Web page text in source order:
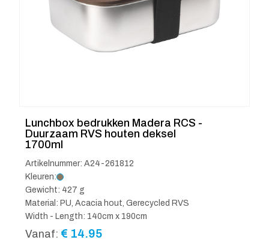
Lunchbox bedrukken Madera RCS -
Duurzaam RVS houten deksel
1700ml
Artikelnummer: A24-261812
Kleuren:
Gewicht: 427 g
Material: PU, Acacia hout, Gerecycled RVS
Width - Length: 140cm x 190cm
Vanaf: € 14.95